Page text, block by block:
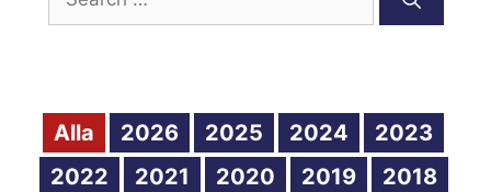
for:
Alla 2026 2025 2024
2023
2022
2021 2020 2019
2018